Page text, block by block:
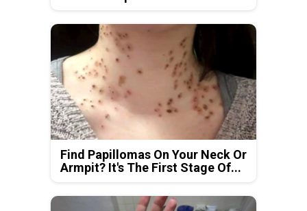
Find Papillomas On Your Neck Or
Armpit? It's The First Stage Of...